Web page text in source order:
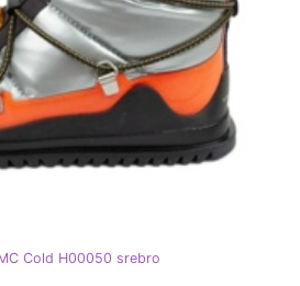
Cold H00050 srebro